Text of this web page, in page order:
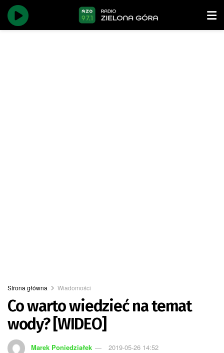
Strona główna Wiadomości
Co warto wiedzieć na temat
wody? [WIDEO]
Marek Poniedziałek 2019-05-26 14:52